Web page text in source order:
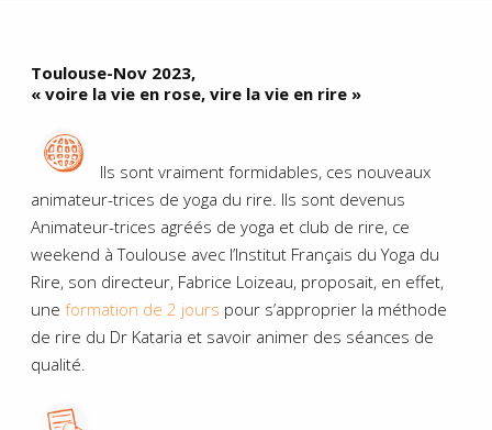
Toulouse-Nov 2023,
« voire la vie en rose, vire la vie en rire »
Ils sont vraiment formidables, ces nouveaux
animateur-trices de yoga du rire. Ils sont devenus
Animateur-trices agréés de yoga et club de rire, ce
weekend à Toulouse avec l’Institut Français du Yoga du
Rire, son directeur, Fabrice Loizeau, proposait, en effet,
une formation de 2 jours pour s’approprier la méthode
de rire du Dr Kataria et savoir animer des séances de
qualité.